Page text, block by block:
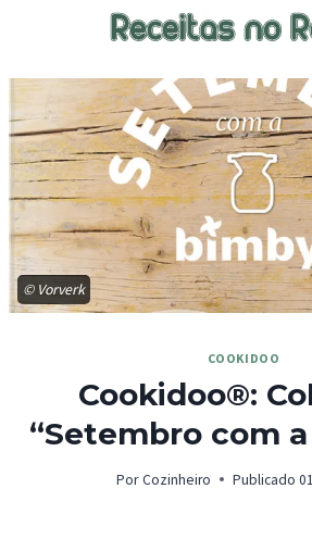
© Vorverk
COOKIDOO
Cookidoo®:
“Setembro com
Por Cozinheiro Publicado